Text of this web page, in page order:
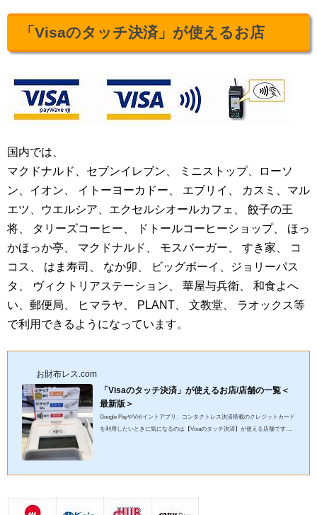
「Visaのタッチ決済」が使えるお店
国内では、
マクドナルド、セブンイレブン、 ミニストップ、ローソ
ン、イオン、 イトーヨーカドー、 エブリイ、 カスミ、マル
エツ、ウエルシア、エクセルシオールカフェ、 餃子の王
将、 タリーズコーヒー、 ドトールコーヒーショップ、 ほっ
かほっか亭、 マクドナルド、 モスバーガー、 すき家、 コ
コス、 はま寿司、 なか卯、 ビッグボーイ、ジョリーパス
タ、 ヴィクトリアステーション、 華屋与兵衛、 和食よへ
い、郵便局、 ヒマラヤ、 PLANT、 文教堂、 ラオックス等
で利用できるようになっています。
お財布レス.com
「Visaのタッチ決済」が使えるお店/店舗の一覧＜
最新版＞
Google PayやVポイントアプリ、コンタクトレス決済搭載のクレジットカード
を利用したいときに気になるのは【Visaのタッチ決済】が使える店舗です。